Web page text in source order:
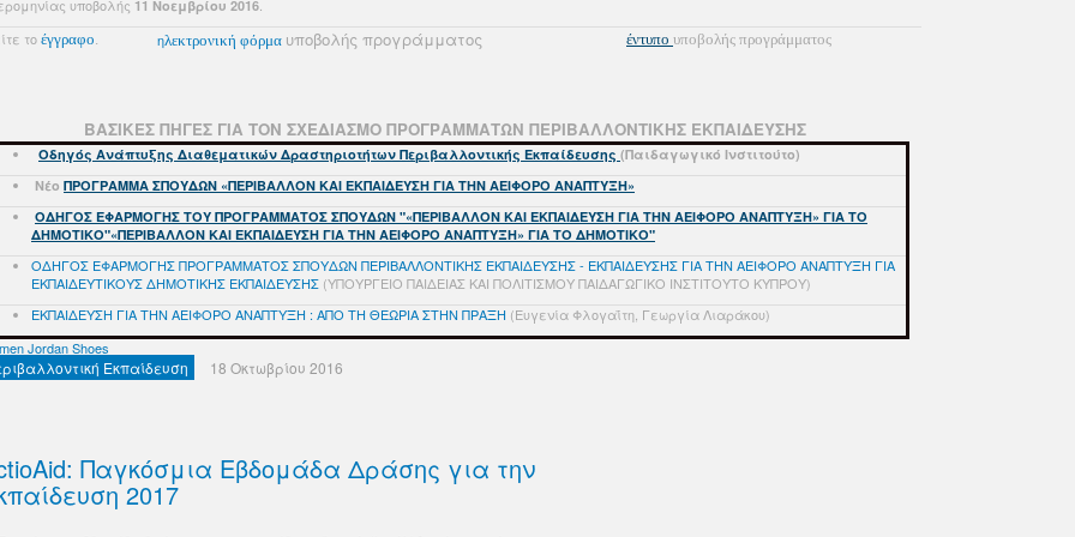
υποβολής 11 Νοεμβρίου 2016
το έγγραφο. ηλεκτρονική φόρμα υποβολής προγράμματος έντυπο υποβολής προγράμματος
ΒΑΣΙΚΕΣ ΠΗΓΕΣ ΓΙΑ ΤΟΝ ΣΧΕΔΙΑΣΜΟ ΠΡΟΓΡΑΜΜΑΤΩΝ ΠΕΡΙΒΑΛΛΟΝΤΙΚΗΣ ΕΚΠΑΙΔΕΥΣΗΣ
Οδηγός Ανάπτυξης Διαθεματικών Δραστηριοτήτων Περιβαλλοντικής Εκπαίδευσης (Παιδαγωγικό Ινστιτούτο)
Νέο ΠΡΟΓΡΑΜΜΑ ΣΠΟΥΔΩΝ «ΠΕΡΙΒΑΛΛΟΝ ΚΑΙ ΕΚΠΑΙΔΕΥΣΗ ΓΙΑ ΤΗΝ ΑΕΙΦΟΡΟ ΑΝΑΠΤΥΞΗ»
ΟΔΗΓΟΣ ΕΦΑΡΜΟΓΗΣ ΤΟΥ ΠΡΟΓΡΑΜΜΑΤΟΣ ΣΠΟΥΔΩΝ "«ΠΕΡΙΒΑΛΛΟΝ ΚΑΙ ΕΚΠΑΙΔΕΥΣΗ ΓΙΑ ΤΗΝ ΑΕΙΦΟΡΟ ΑΝΑΠΤΥΞΗ» ΓΙΑ ΤΟ
ΔΗΜΟΤΙΚΟ"«ΠΕΡΙΒΑΛΛΟΝ ΚΑΙ ΕΚΠΑΙΔΕΥΣΗ ΓΙΑ ΤΗΝ ΑΕΙΦΟΡΟ ΑΝΑΠΤΥΞΗ» ΓΙΑ ΤΟ ΔΗΜΟΤΙΚΟ"
ΟΔΗΓΟΣ ΕΦΑΡΜΟΓΗΣ ΠΡΟΓΡΑΜΜΑΤΟΣ ΣΠΟΥΔΩΝ ΠΕΡΙΒΑΛΛΟΝΤΙΚΗΣ ΕΚΠΑΙΔΕΥΣΗΣ - ΕΚΠΑΙΔΕΥΣΗΣ ΓΙΑ ΤΗΝ ΑΕΙΦΟΡΟ ΑΝΑΠΤΥΞΗ ΓΙΑ
ΕΚΠΑΙΔΕΥΤΙΚΟΥΣ ΔΗΜΟΤΙΚΗΣ ΕΚΠΑΙΔΕΥΣΗΣ (ΥΠΟΥΡΓΕIΟ ΠΑΙΔΕIΑΣ ΚΑΙ ΠΟΛΙΤΙΣΜΟY ΠΑΙΔΑΓΩΓΙΚO ΙΝΣΤΙΤΟYΤΟ ΚΥΠΡΟΥ)
ΕΚΠΑΙΔΕΥΣΗ ΓΙΑ ΤΗΝ ΑΕΙΦΟΡΟ ΑΝΑΠΤΥΞΗ : ΑΠΟ ΤΗ ΘΕΩΡΙΑ ΣΤΗΝ ΠΡΑΞΗ (Ευγενία Φλογαΐτη, Γεωργία Λιαράκου)
Jordan Shoes
Εκπαίδευση 18 Οκτωβρίου 2016
Παγκόσμια Εβδομάδα Δράσης για την
2017